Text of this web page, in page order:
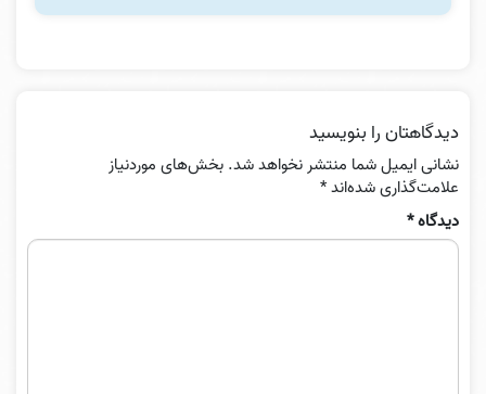
دیدگاهتان را بنویسید
نشانی ایمیل شما منتشر نخواهد شد. بخش‌های موردنیاز
علامت‌گذاری شده‌اند*
دیدگاه*